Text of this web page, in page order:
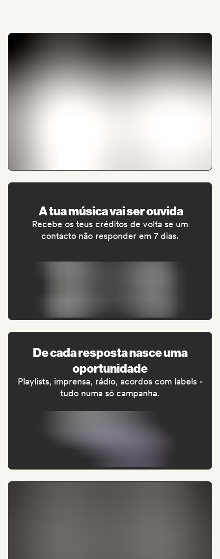
A tua música vai ser ouvida
Recebe os teus créditos de volta se um
contacto não responder em 7 dias.
De cada resposta nasce uma
oportunidade
Playlists, imprensa, rádio, acordos com labels -
tudo numa só campanha.